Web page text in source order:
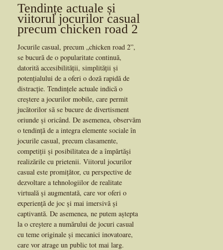
Tendințe actuale și
viitorul jocurilor casual
precum chicken road 2
Jocurile casual, precum „chicken road 2”,
se bucură de o popularitate continuă,
datorită accesibilității, simplității și
potențialului de a oferi o doză rapidă de
distracție. Tendințele actuale indică o
creștere a jocurilor mobile, care permit
jucătorilor să se bucure de divertisment
oriunde și oricând. De asemenea, observăm
o tendință de a integra elemente sociale în
jocurile casual, precum clasamente,
competiții și posibilitatea de a împărtăși
realizările cu prietenii. Viitorul jocurilor
casual este promițător, cu perspective de
dezvoltare a tehnologiilor de realitate
virtuală și augmentată, care vor oferi o
experiență de joc și mai imersivă și
captivantă. De asemenea, ne putem aștepta
la o creștere a numărului de jocuri casual
cu teme originale și mecanici inovatoare,
care vor atrage un public tot mai larg.